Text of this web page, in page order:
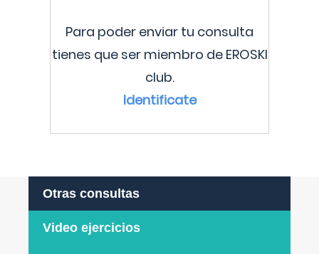
Para poder enviar tu consulta
tienes que ser miembro de EROSKI
club.
Identificate
Otras consultas
Video ejercicios